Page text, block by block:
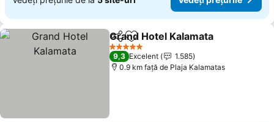
DistribuițiAdăugaţi la favorite
Grand Hotel Kalamata
5 Stele
9,3 Excelent
1.585
0.9 km faţă de Plaja Kalamatas